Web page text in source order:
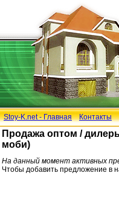
Stoy-K.net - Главная Контакты
Продажа оптом /
моби)
На данный момент активных
Чтобы добавить предложение в